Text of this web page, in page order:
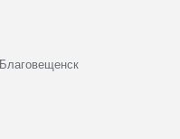
Благовещенск